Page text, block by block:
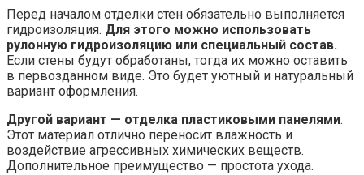
Перед началом отделки стен обязательно выполняется
гидроизоляция. Для этого можно использовать
рулонную гидроизоляцию или специальный состав.
Если стены будут обработаны, тогда их можно оставить
в первозданном виде. Это будет уютный и натуральный
вариант оформления.
Другой вариант — отделка пластиковыми панелями.
Этот материал отлично переносит влажность и
воздействие агрессивных химических веществ.
Дополнительное преимущество — простота ухода.